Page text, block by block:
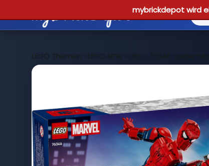
mybrickdepot wird
LEGO Themen >LEGO NEW >LEGO 76346 Spider-